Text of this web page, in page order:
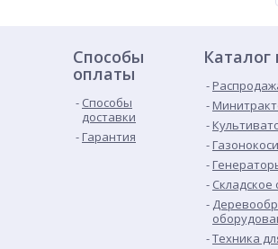
Способы
оплаты
Способы
доставки
Гарантия
Техника